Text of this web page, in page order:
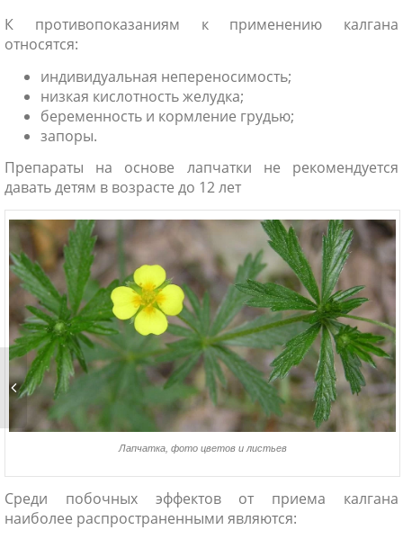
К противопоказаниям к применению калгана
относятся:
индивидуальная непереносимость;
низкая кислотность желудка;
беременность и кормление грудью;
запоры.
Препараты на основе лапчатки не рекомендуется
давать детям в возрасте до 12 лет
Лапчатка, фото цветов и листьев
Среди побочных эффектов от приема калгана
наиболее распространенными являются: